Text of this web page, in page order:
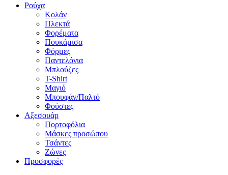
Ρούχα
Κολάν
Πλεκτά
Φορέματα
Πουκάμισα
Φόρμες
Παντελόνια
Μπλούζες
T-Shirt
Μαγιό
Μπουφάν/Παλτό
Φούστες
Αξεσουάρ
Πορτοφόλια
Μάσκες προσώπου
Τσάντες
Ζώνες
Προσφορές